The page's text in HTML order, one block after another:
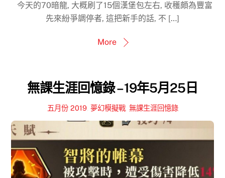
今天的70暗龍, 大概刷了15個漢堡包左右, 收穫頗為豐富
先來紛爭調停者, 這把新手的話, 不 […]
More
無課生涯回憶錄 – 19年5月25日
五月份 2019, 夢幻模擬戰, 無課生涯回憶錄